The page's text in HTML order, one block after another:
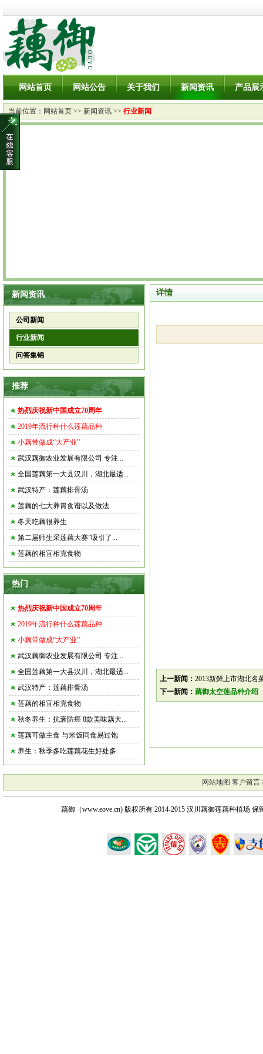
网站首页 网站公告 关于我们 新闻资讯 产品展
当前位置： 网站首页 >> 新闻资讯 >> 行业新闻
新闻资讯
公司新闻
行业新闻
问答集锦
推荐
热烈庆祝新中国成立70周年
2019年流行种什么莲藕品种
小藕带做成“大产业”
武汉藕御农业发展有限公司 专注...
全国莲藕第一大县汉川，湖北最适...
武汉特产：莲藕排骨汤
莲藕的七大养胃食谱以及做法
冬天吃藕很养生
第二届师生采莲藕大赛”吸引了...
莲藕的相宜相克食物
热门
热烈庆祝新中国成立70周年
2019年流行种什么莲藕品种
小藕带做成“大产业”
武汉藕御农业发展有限公司 专注...
全国莲藕第一大县汉川，湖北最适...
武汉特产：莲藕排骨汤
莲藕的相宜相克食物
秋冬养生：抗衰防癌 8款美味藕大...
莲藕可做主食 与米饭同食易过饱
养生：秋季多吃莲藕花生好处多
详情
上一新闻： 2013新鲜上市湖北名
下一新闻： 藕御太空莲品种介绍
网站地图 客户留言
藕御（www.eove.cn) 版权所有2014-2015 汉川藕御莲藕种植场 保